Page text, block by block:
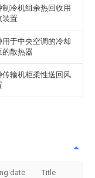
制冷机组余热回收用
装置
用于中央空调的冷却
的散热器
传输机柜柔性送回风
date Title